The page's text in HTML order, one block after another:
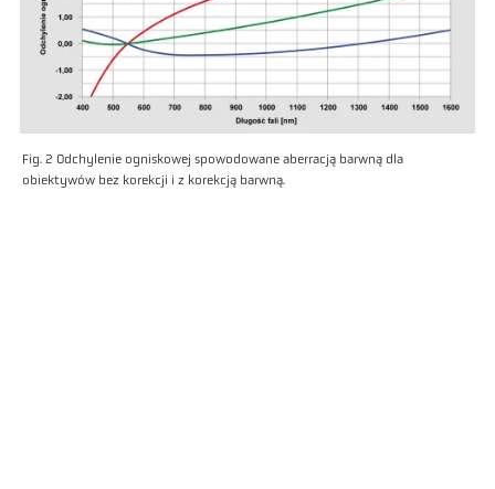
Fig. 2 Odchylenie ogniskowej spowodowane aberracją barwną dla
obiektywów bez korekcji i z korekcją barwną.